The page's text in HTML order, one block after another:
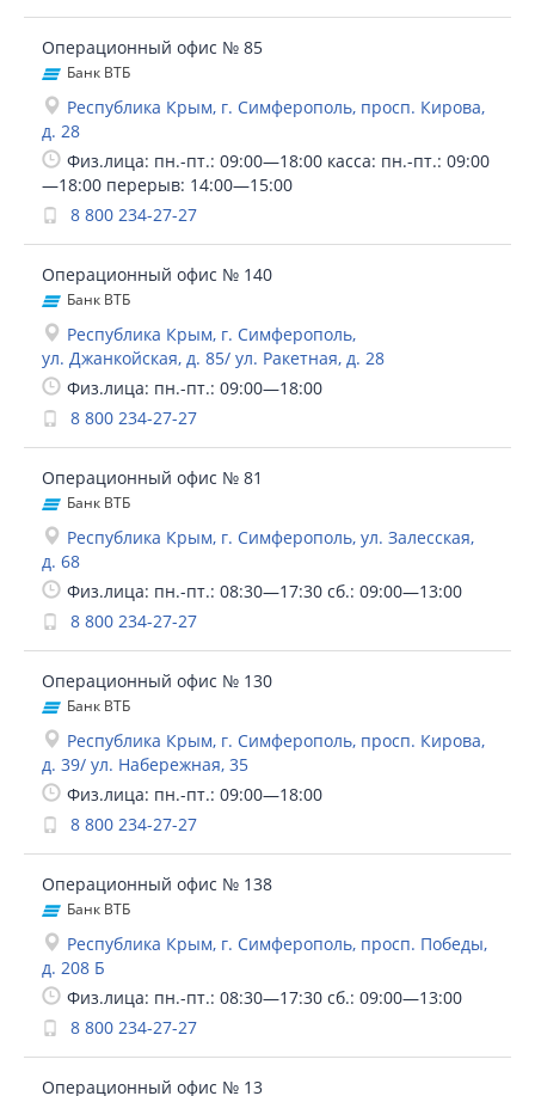
Операционный офис № 85
Банк ВТБ
Республика Крым, г. Симферополь, просп. Кирова,
д. 28
Физ.лица: пн.-пт.: 09:00—18:00 касса: пн.-пт.: 09:00
—18:00 перерыв: 14:00—15:00
8 800 234-27-27
Операционный офис № 140
Банк ВТБ
Республика Крым, г. Симферополь,
ул. Джанкойская, д. 85/ ул. Ракетная, д. 28
Физ.лица: пн.-пт.: 09:00—18:00
8 800 234-27-27
Операционный офис № 81
Банк ВТБ
Республика Крым, г. Симферополь, ул. Залесская,
д. 68
Физ.лица: пн.-пт.: 08:30—17:30 сб.: 09:00—13:00
8 800 234-27-27
Операционный офис № 130
Банк ВТБ
Республика Крым, г. Симферополь, просп. Кирова,
д. 39/ ул. Набережная, 35
Физ.лица: пн.-пт.: 09:00—18:00
8 800 234-27-27
Операционный офис № 138
Банк ВТБ
Республика Крым, г. Симферополь, просп. Победы,
д. 208 Б
Физ.лица: пн.-пт.: 08:30—17:30 сб.: 09:00—13:00
8 800 234-27-27
Операционный офис № 13